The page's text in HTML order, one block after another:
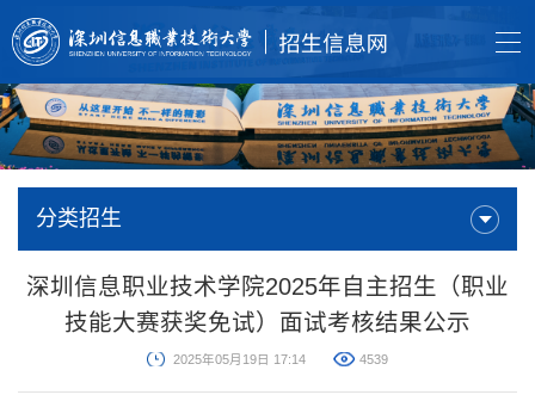
分类招生
深圳信息职业技术学院2025年自主招生（职业
技能大赛获奖免试）面试考核结果公示
2025年05月19日 17:14 4539